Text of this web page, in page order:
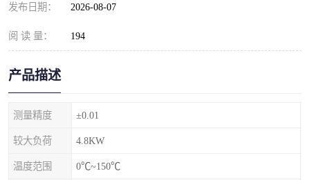
发布日期： 2026-08-07
阅 读 量： 194
产品描述
测量精度 ±0.01
较大负荷 4.8KW
温度范围 0℃~150℃